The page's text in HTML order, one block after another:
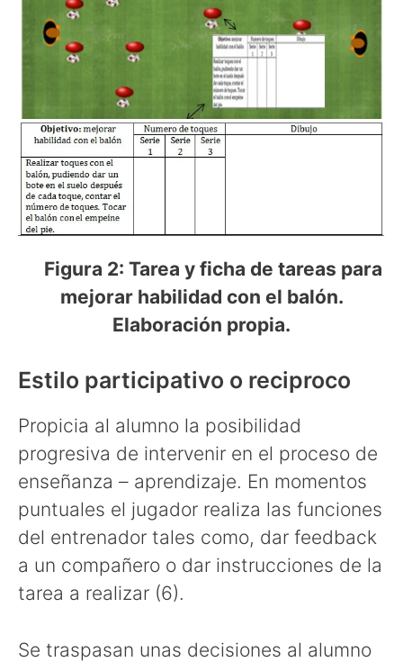
Figura 2: Tarea y ficha de tareas para
mejorar habilidad con el balón.
Elaboración propia.
Estilo participativo o reciproco
Propicia al alumno la posibilidad
progresiva de intervenir en el proceso de
enseñanza – aprendizaje. En momentos
puntuales el jugador realiza las funciones
del entrenador tales como, dar feedback
a un compañero o dar instrucciones de la
tarea a realizar (6).
Se traspasan unas decisiones al alumno